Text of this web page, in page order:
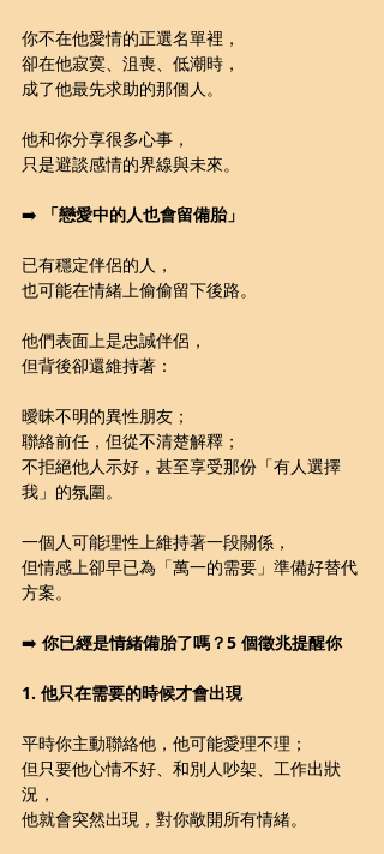
你不在他愛情的正選名單裡，
卻在他寂寞、沮喪、低潮時，
成了他最先求助的那個人。
他和你分享很多心事，
只是避談感情的界線與未來。
➡️ 「戀愛中的人也會留備胎」
已有穩定伴侶的人，
也可能在情緒上偷偷留下後路。
他們表面上是忠誠伴侶，
但背後卻還維持著：
曖昧不明的異性朋友；
聯絡前任，但從不清楚解釋；
不拒絕他人示好，甚至享受那份「有人選擇
我」的氛圍。
一個人可能理性上維持著一段關係，
但情感上卻早已為「萬一的需要」準備好替代
方案。
➡️ 你已經是情緒備胎了嗎？5 個徵兆提醒你
1. 他只在需要的時候才會出現
平時你主動聯絡他，他可能愛理不理；
但只要他心情不好、和別人吵架、工作出狀
況，
他就會突然出現，對你敞開所有情緒。